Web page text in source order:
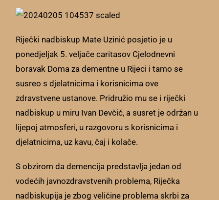
Riječki nadbiskup Mate Uzinić posjetio je u
ponedjeljak 5. veljače caritasov Cjelodnevni
boravak Doma za dementne u Rijeci i tamo se
susreo s djelatnicima i korisnicima ove
zdravstvene ustanove. Pridružio mu se i riječki
nadbiskup u miru Ivan Devčić, a susret je održan u
lijepoj atmosferi, u razgovoru s korisnicima i
djelatnicima, uz kavu, čaj i kolače.
S obzirom da demencija predstavlja jedan od
vodećih javnozdravstvenih problema, Riječka
nadbiskupija je zbog veličine problema skrbi za